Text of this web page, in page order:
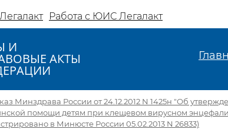
Работа с ЮИС Легалакт
И
АКТЫ
Минздрава России от 24.12.2012 N 1425н "Об
помощи детям при клещевом вирусном
в Минюсте России 05.02.2013 N 26833)